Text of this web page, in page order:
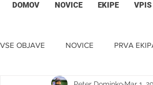
DOMOV NOVICE EKIPE VPIS
VSE OBJAVE NOVICE PRVA